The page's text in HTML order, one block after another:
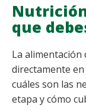
que
La alimentación
directamente
cuáles son las
etapa y cómo